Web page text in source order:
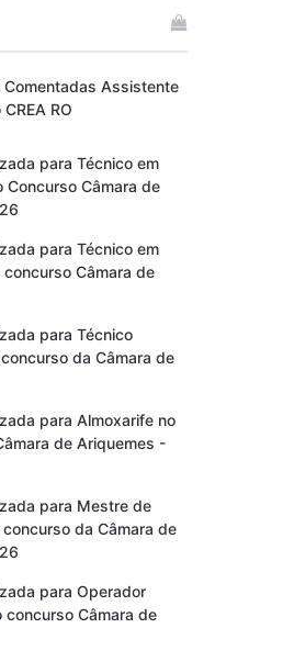
Assistente
RO
para Técnico em
Concurso Câmara de
para Técnico em
Câmara de
para Técnico
da Câmara de
para Almoxarife no
de Ariquemes -
para Mestre de
da Câmara de
para Operador
concurso Câmara de